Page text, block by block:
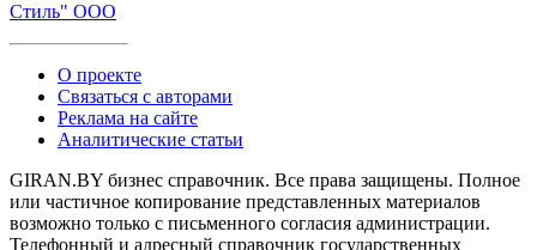
Стиль" ООО
О проекте
Связаться с авторами
Реклама на сайте
Аналитические статьи
GIRAN.BY бизнес справочник. Все права защищены. Полное
или частичное копирование представленных материалов
возможно только с письменного согласия администрации.
Телефонный и адресный справочник государственных